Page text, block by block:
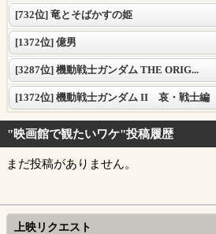
[732位] 竜とそばかすの姫
[1372位] 億男
[3287位] 機動戦士ガンダム THE ORIG...
[1372位] 機動戦士ガンダム II 哀・戦士編
"映画館で観たいワケ"投稿履歴
まだ投稿がありません。
上映リクエスト